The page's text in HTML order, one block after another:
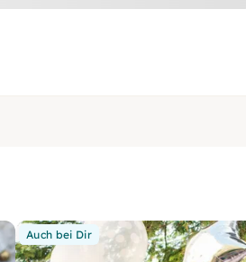
Auch bei Dir